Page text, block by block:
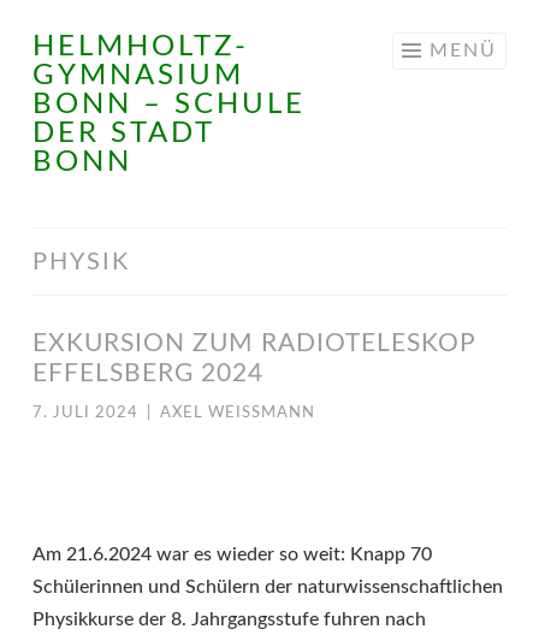
Springe
zum
Inhalt
HELMHOLTZ-
GYMNASIUM
BONN – SCHULE
DER STADT
BONN
MENÜ
PHYSIK
EXKURSION ZUM RADIOTELESKOP
EFFELSBERG 2024
7. JULI 2024 AXEL WEISSMANN
Am 21.6.2024 war es wieder so weit: Knapp 70
Schülerinnen und Schülern der naturwissenschaftlichen
Physikkurse der 8. Jahrgangsstufe fuhren nach